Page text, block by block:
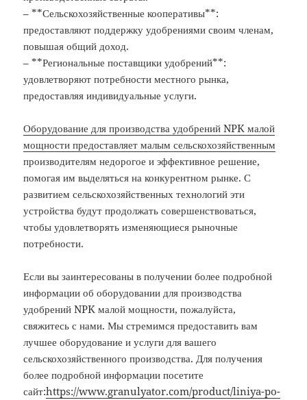
– **Сельскохозяйственные кооперативы**:
предоставляют поддержку удобрениями своим членам,
повышая общий доход.
– **Региональные поставщики удобрений**:
удовлетворяют потребности местного рынка,
предоставляя индивидуальные услуги.
Оборудование для производства удобрений NPK малой
мощности предоставляет малым сельскохозяйственным
производителям недорогое и эффективное решение,
помогая им выделяться на конкурентном рынке. С
развитием сельскохозяйственных технологий эти
устройства будут продолжать совершенствоваться,
чтобы удовлетворять изменяющиеся рыночные
потребности.
Если вы заинтересованы в получении более подробной
информации об оборудовании для производства
удобрений NPK малой мощности, пожалуйста,
свяжитесь с нами. Мы стремимся предоставить вам
лучшее оборудование и услуги для вашего
сельскохозяйственного производства. Для получения
более подробной информации посетите
сайт:https://www.granulyator.com/product/liniya-po-